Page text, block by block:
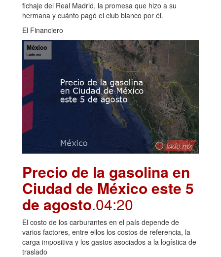
fichaje del Real Madrid, la promesa que hizo a su
hermana y cuánto pagó el club blanco por él.
El Financiero
Precio de la gasolina en
Ciudad de México este 5
de agosto.04:20
El costo de los carburantes en el país depende de
varios factores, entre ellos los costos de referencia, la
carga impositiva y los gastos asociados a la logística de
traslado